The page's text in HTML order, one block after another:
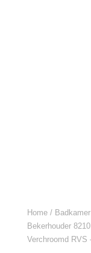
Home/
Bekerhouder
Verchroomd RVS